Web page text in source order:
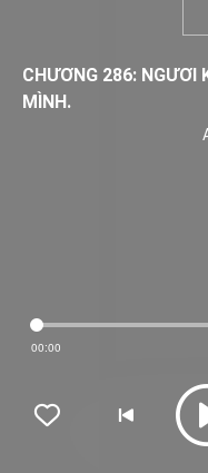
CHƯƠNG 286: NGƯƠI
MÌNH.
00:00
 